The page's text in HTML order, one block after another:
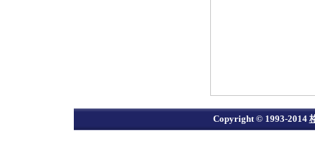
Copyright © 1993-2014